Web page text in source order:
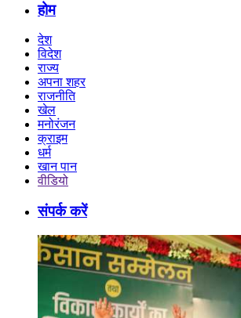
होम
देश
विदेश
राज्य
अपना शहर
राजनीति
खेल
मनोरंजन
क्राइम
धर्म
खान पान
वीडियो
संपर्क करें